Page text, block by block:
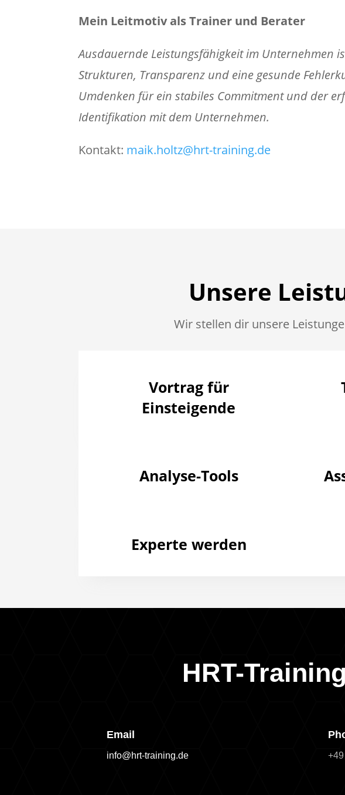
Mein Leitmotiv als Trainer und Berater
Ausdauernde Leistungsfähigkeit im Unternehmen
Strukturen, Transparenz und eine gesunde
Umdenken für ein stabiles Commitmentund der
Identifikation mit dem Unternehmen.
​Kontakt: maik.holtz@hrt-training.de
Unsere
Wir stellen dir unsere
Vortrag für
Einsteigende
Analyse-Tools
Experte werden
HRT-
Email
info@hrt-training.de